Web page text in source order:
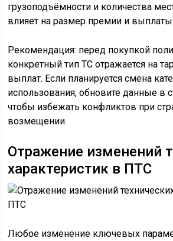
грузоподъёмности и количества
влияет на размер премии и выплаты.
Рекомендация: перед покупкой
конкретный тип ТС отражается на
выплат. Если планируется смена
использования, обновите данные в
чтобы избежать конфликтов при
возмещении.
Отражение изменений
характеристик в ПТС
Любое изменение ключевых